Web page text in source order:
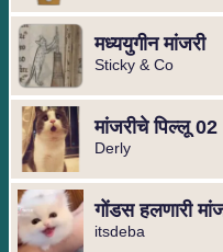
मध्ययुगीन मांजरी
Sticky & Co
मांजरीचे पिल्लू 02
Derly
गोंडस हलणारी
itsdeba